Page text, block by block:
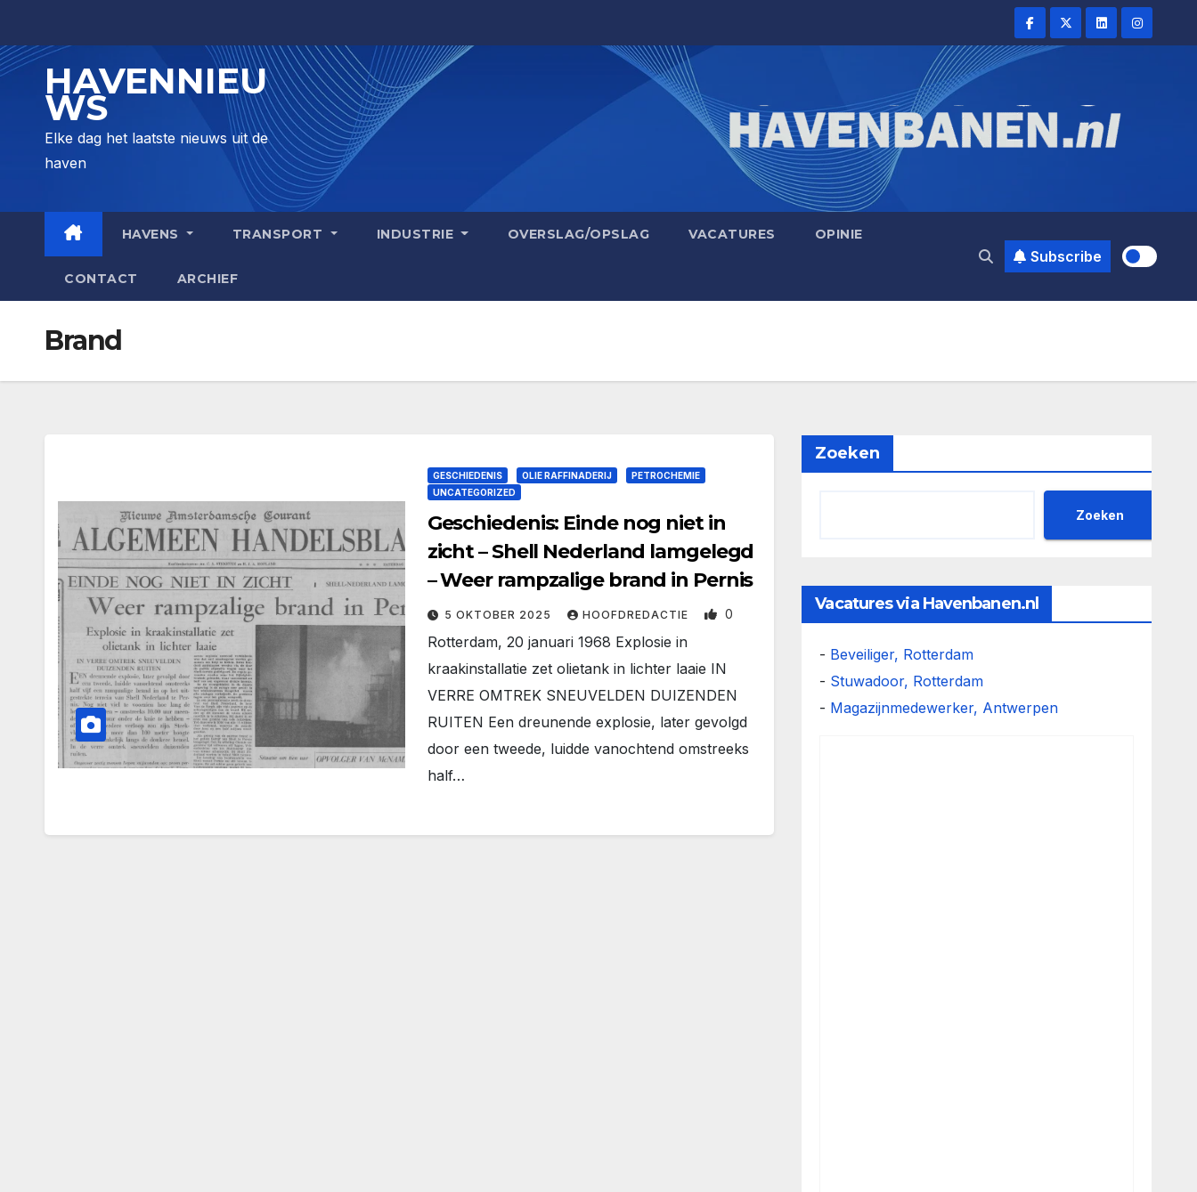
contentHAVENNIEU
WS
Elke dag het laatste nieuws uit de
haven
HAVENS TRANSPORT INDUSTRIE OVERSLAG/OPSLAG VACATURES OPINIE
CONTACT ARCHIEF
Subscribe
Brand
GESCHIEDENIS OLIE RAFFINADERIJ
PETROCHEMIE
UNCATEGORIZED
Geschiedenis: Einde nog niet in
zicht – Shell Nederland lamgelegd
– Weer rampzalige brand in Pernis
5 OKTOBER 2025 HOOFDREDACTIE 0
Rotterdam, 20 januari 1968 Explosie in
kraakinstallatie zet olietank in lichter laaie IN
VERRE OMTREK SNEUVELDEN DUIZENDEN
RUITEN Een dreunende explosie, later gevolgd
door een tweede, luidde vanochtend omstreeks
half…
Zoeken
Zoeken
Vacatures via Havenbanen.nl
- Beveiliger, Rotterdam
- Stuwadoor, Rotterdam
- Magazijnmedewerker, Antwerpen